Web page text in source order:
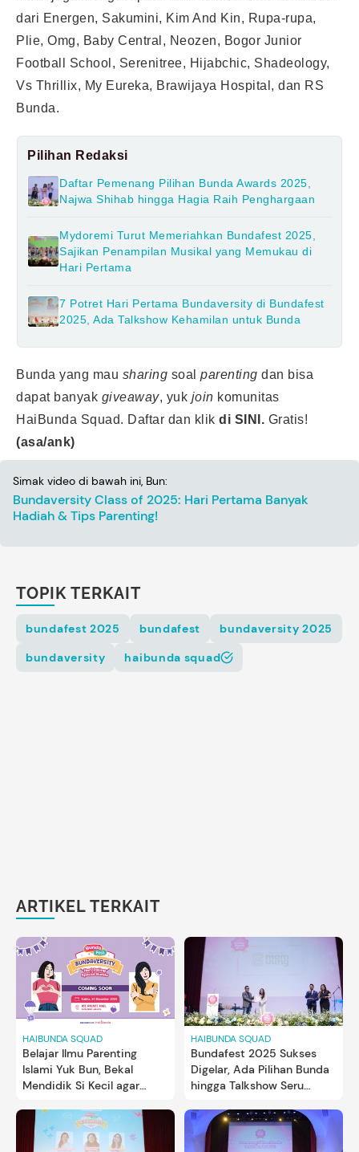
dari Energen, Sakumini, Kim And Kin, Rupa-rupa,
Plie, Omg, Baby Central, Neozen, Bogor Junior
Football School, Serenitree, Hijabchic, Shadeology,
Vs Thrillix, My Eureka, Brawijaya Hospital, dan RS
Bunda.
Pilihan Redaksi
Daftar Pemenang Pilihan Bunda Awards 2025,
Najwa Shihab hingga Hagia Raih Penghargaan
Mydoremi Turut Memeriahkan Bundafest 2025,
Sajikan Penampilan Musikal yang Memukau di
Hari Pertama
7 Potret Hari Pertama Bundaversity di Bundafest
2025, Ada Talkshow Kehamilan untuk Bunda
Bunda yang mau sharing soal parenting dan bisa
dapat banyak giveaway, yuk join komunitas
HaiBunda Squad. Daftar dan klik di SINI. Gratis!
(asa/ank)
Simak video di bawah ini, Bun:
Bundaversity Class of 2025: Hari Pertama Banyak
Hadiah & Tips Parenting!
TOPIK TERKAIT
bundafest 2025 bundafest
bundaversity 2025
bundaversity
haibunda squad
ARTIKEL TERKAIT
HAIBUNDA SQUAD
Belajar Ilmu Parenting
Islami Yuk Bun, Bekal
Mendidik Si Kecil agar
HAIBUNDA SQUAD
Bundafest 2025 Sukses
Digelar, Ada Pilihan Bunda
hingga Talkshow Seru
Bundaversity